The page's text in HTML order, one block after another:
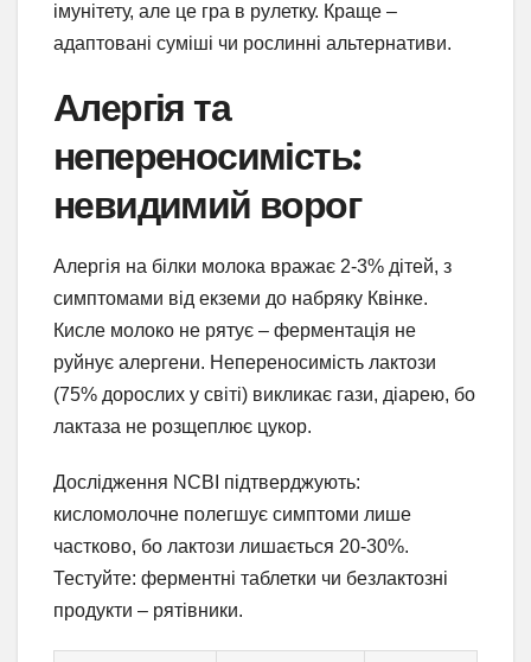
імунітету, але це гра в рулетку. Краще –
адаптовані суміші чи рослинні альтернативи.
Алергія та
непереносимість:
невидимий ворог
Алергія на білки молока вражає 2-3% дітей, з
симптомами від екземи до набряку Квінке.
Кисле молоко не рятує – ферментація не
руйнує алергени. Непереносимість лактози
(75% дорослих у світі) викликає гази, діарею, бо
лактаза не розщеплює цукор.
Дослідження NCBI підтверджують:
кисломолочне полегшує симптоми лише
частково, бо лактози лишається 20-30%.
Тестуйте: ферментні таблетки чи безлактозні
продукти – рятівники.